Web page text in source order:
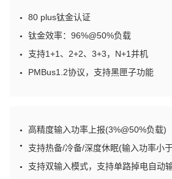
● 80 plus钛金认证
● 钛金效率：96%@50%负载
● 支持1+1、2+2、3+3，N+1并机
● PMBus1.2协议，支持黑匣子功能
● 高精度输入功率上报(3%@50%负载)
● 支持热备/冷备/深度休眠(输入功率小
● 支持双输入模式，支持单路掉电自动